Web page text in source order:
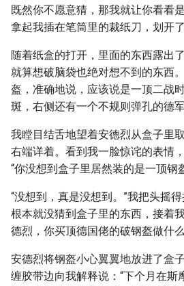
既然你不愿意猜，那我就让你看看
拿起我插在笔筒里的裁纸刀，划开
随着纸盒的打开，里面的东西露出
就算想破脑袋也绝对想不到的东西
盔，准确地说，应该说是一顶二战
斑，右侧还有一个不规则弹孔的德军
我瞠目结舌地望着安德烈从盒子里
右端详着。看到我一脸惊诧的表情
“你没想到盒子里居然装的是一顶钢
“没想到，真是没想到。”我把头摇
根本就没猜到盒子里的东西，接着
德烈，你买顶德国佬的破钢盔做什
安德烈将钢盔小心翼翼地放进了盒
缠胶带边向我解释说：“下个月在斯